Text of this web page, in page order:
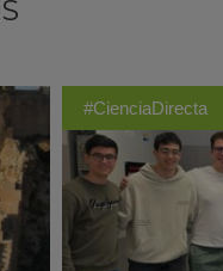
#CienciaDirecta